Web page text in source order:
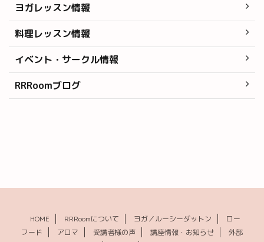
ヨガレッスン情報
料理レッスン情報
イベント・サークル情報
RRRoomブログ
HOME RRRoomについて ヨガ／ルーシーダットン
ロー
フード
アロマ 受講者様の声 講座情報・お知らせ
外部